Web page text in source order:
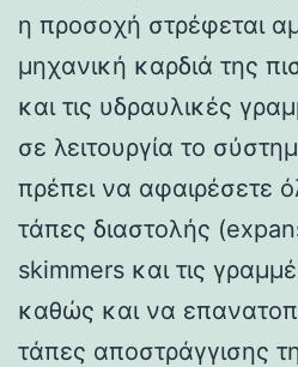
η προσοχή στρέφεται
μηχανική καρδιά της
και τις υδραυλικές
σε λειτουργία το
πρέπει να αφαιρέσετε
τάπες διαστολής
skimmers και τις
καθώς και να
τάπες αποστράγγισης